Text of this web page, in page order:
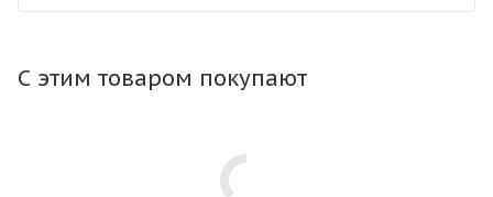
С этим товаром покупают